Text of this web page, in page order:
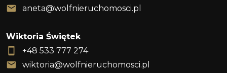
aneta@wolfnieruchomosci.pl
Wiktoria Świętek
+48 533 777 274
wiktoria@wolfnieruchomosci.pl